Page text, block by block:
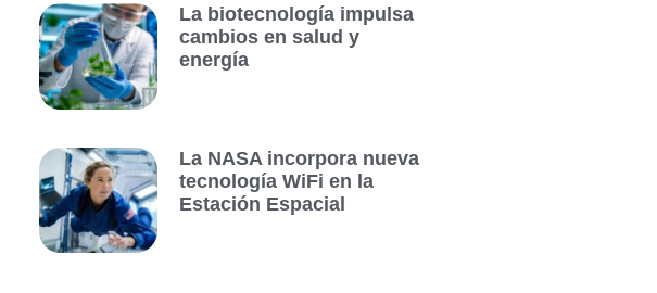
La biotecnología impulsa
cambios en salud y
energía
La NASA incorpora nueva
tecnología WiFi en la
Estación Espacial